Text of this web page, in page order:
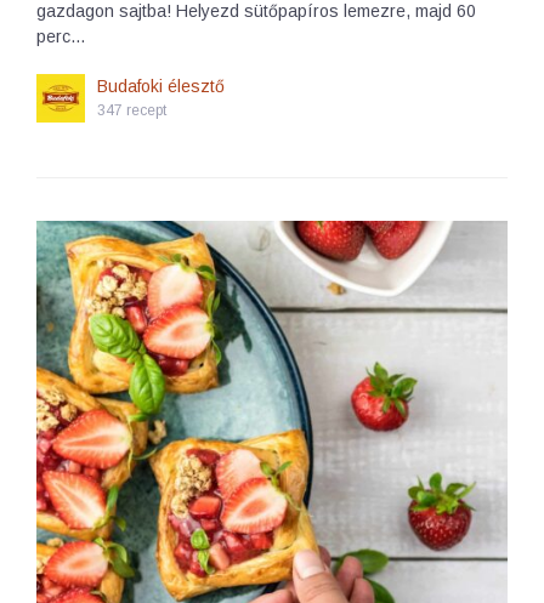
gazdagon sajtba! Helyezd sütőpapíros lemezre, majd 60
perc…
Budafoki élesztő
347 recept